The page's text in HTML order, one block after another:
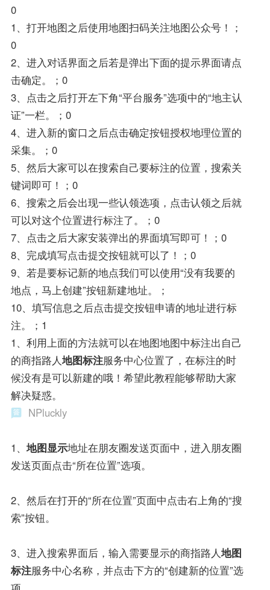
0
1、打开地图之后使用地图扫码关注地图公众号！；
0
2、进入对话界面之后若是弹出下面的提示界面请点
击确定。；0
3、点击之后打开左下角“平台服务”选项中的“地主认
证”一栏。；0
4、进入新的窗口之后点击确定按钮授权地理位置的
采集。；0
5、然后大家可以在搜索自己要标注的位置，搜索关
键词即可！；0
6、搜索之后会出现一些认领选项，点击认领之后就
可以对这个位置进行标注了。；0
7、点击之后大家安装弹出的界面填写即可！；0
8、完成填写点击提交按钮就可以了！；0
9、若是要标记新的地点我们可以使用“没有我要的
地点，马上创建”按钮新建地址。；
10、填写信息之后点击提交按钮申请的地址进行标
注。；1
1、利用上面的方法就可以在地图地图中标注出自己
的商指路人地图标注服务中心位置了，在标注的时
候没有是可以新建的哦！希望此教程能够帮助大家
解决疑惑。
NPluckly
1、 地图显示地址在朋友圈发送页面中，进入朋友圈
发送页面点击“所在位置”选项。
2、然后在打开的“所在位置”页面中点击右上角的“搜
索”按钮。
3、进入搜索界面后，输入需要显示的商指路人地图
标注服务中心名称，并点击下方的“创建新的位置”选